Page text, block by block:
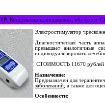
. Консультации, поддержка, обучение.
Электростимулятор
Диагностическая часть
превышает аналогичные
индивидуализировать
СТОИМОСТЬ 11670 рублей
Назначение:
Предназначен для
заболеваний , а также для
Особенности: